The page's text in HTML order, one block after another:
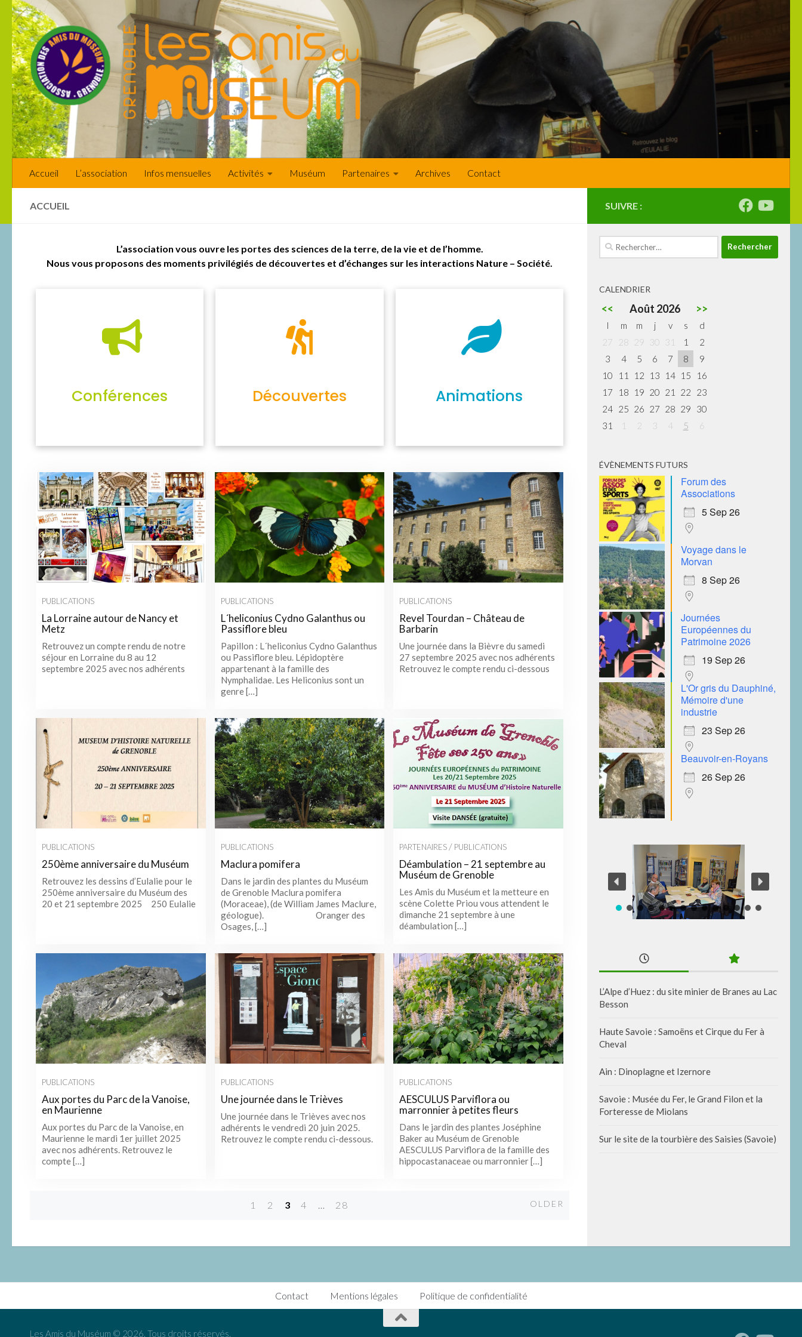
Skip to content
Accueil L’association Infos mensuelles Activités Muséum Partenaires Archives Contact
ACCUEIL
L’association vous ouvre les portes des sciences de la terre, de la vie et de l’homme.
Nous vous proposons des moments privilégiés de découvertes et d’échanges sur les interactions Nature – Société.
Conférences Découvertes Animations
PUBLICATIONS
La Lorraine autour de Nancy et
Metz
Retrouvez un compte rendu de notre
séjour en Lorraine du 8 au 12
septembre 2025 avec nos adhérents
PUBLICATIONS
L´heliconius Cydno Galanthus ou
Passiflore bleu
Papillon : L´heliconius Cydno Galanthus
ou Passiflore bleu. Lépidoptère
appartenant à la famille des
Nymphalidae. Les Heliconius sont un
genre […]
PUBLICATIONS
Revel Tourdan – Château de
Barbarin
Une journée dans la Bièvre du samedi
27 septembre 2025 avec nos adhérents
Retrouvez le compte rendu ci-dessous
PUBLICATIONS
250ème anniversaire du Muséum
Retrouvez les dessins d’Eulalie pour le
250ème anniversaire du Muséum des
20 et 21 septembre 2025 250 Eulalie
PUBLICATIONS
Maclura pomifera
Dans le jardin des plantes du Muséum
de Grenoble Maclura pomifera
(Moraceae), (de William James Maclure,
géologue). Oranger des
Osages, […]
PARTENAIRES / PUBLICATIONS
Déambulation – 21 septembre au
Muséum de Grenoble
Les Amis du Muséum et la metteure en
scène Colette Priou vous attendent le
dimanche 21 septembre à une
déambulation […]
PUBLICATIONS
Aux portes du Parc de la Vanoise,
en Maurienne
Aux portes du Parc de la Vanoise, en
Maurienne le mardi 1er juillet 2025
avec nos adhérents. Retrouvez le
compte […]
PUBLICATIONS
Une journée dans le Trièves
Une journée dans le Trièves avec nos
adhérents le vendredi 20 juin 2025.
Retrouvez le compte rendu ci-dessous.
PUBLICATIONS
AESCULUS Parviflora ou
marronnier à petites fleurs
Dans le jardin des plantes Joséphine
Baker au Muséum de Grenoble
AESCULUS Parviflora de la famille des
hippocastanaceae ou marronnier […]
navigation
1 2 3 4 … 28 OLDER
SUIVRE :
Rechercher :
CALENDRIER
<< Août 2026 >>
l m m j v s
d
27
28 29 30 31 1
2
3
4 5 6 7 8
9
10
11 12 13 14 15
16
17
18 19 20 21 22
23
24 25 26 27 28 29
30
31
1 2 3 4 5 6
ÉVÈNEMENTS FUTURS
Forum des
Associations
5 Sep 26
Voyage dans le
Morvan
8 Sep 26
Journées
Européennes du
Patrimoine 2026
19 Sep 26
L'Or gris du Dauphiné,
Mémoire d'une
industrie
23 Sep 26
Beauvoir-en-Royans
26 Sep 26
L’Alpe d’Huez : du site minier de Branes au Lac
Besson
Haute Savoie : Samoëns et Cirque du Fer à
Cheval
Ain : Dinoplagne et Izernore
Savoie : Musée du Fer, le Grand Filon et la
Forteresse de Miolans
Sur le site de la tourbière des Saisies (Savoie)
Contact Mentions légales Politique de confidentialité
Les Amis du Muséum © 2026. Tous droits réservés.